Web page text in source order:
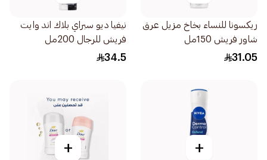
ريكسونا للنساء بخاخ مزيل عرق
شاور فريش 150مل
31.05
نيفيا ديو سبراي بلاك اند وايت
فريش للرجال 200مل
34.5
+
+